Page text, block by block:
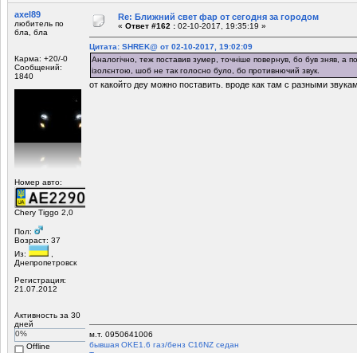
axel89
любитель по
бла, бла
Карма: +20/-0
Сообщений:
1840
Номер авто:
Chery Tiggo 2,0
Пол:
Возраст: 37
Из:
,
Днепропетровск
Регистрация:
21.07.2012
Активность за 30
дней
0%
Offline
Re: Ближний свет фар от сегодня за городом
« Ответ #162 : 02-10-2017, 19:35:19 »
Цитата: SHREK@ от 02-10-2017, 19:02:09
Аналогічно, теж поставив зумер, точніше повернув, бо був зняв, а
ізолєнтою, шоб не так голосно було, бо противнючий звук.
от какойто деу можно поставить. вроде как там с разными
м.т. 0950641006
бывшая OKЕ1.6 газ/бенз C16NZ седан